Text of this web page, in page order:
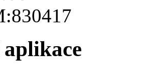
830417